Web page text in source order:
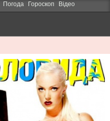
Погода Гороскоп Відео